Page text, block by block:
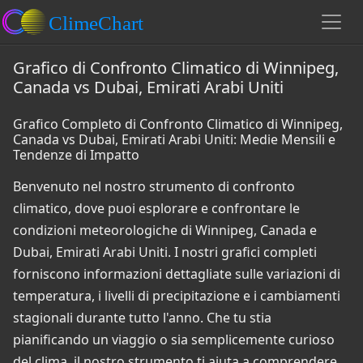
Grafico di Confronto Climatico di Winnipeg,
Canada vs Dubai, Emirati Arabi Uniti
Grafico Completo di Confronto Climatico di Winnipeg,
Canada vs Dubai, Emirati Arabi Uniti: Medie Mensili e
Tendenze di Impatto
Benvenuto nel nostro strumento di confronto
climatico, dove puoi esplorare e confrontare le
condizioni meteorologiche di Winnipeg, Canada e
Dubai, Emirati Arabi Uniti. I nostri grafici completi
forniscono informazioni dettagliate sulle variazioni di
temperatura, i livelli di precipitazione e i cambiamenti
stagionali durante tutto l'anno. Che tu stia
pianificando un viaggio o sia semplicemente curioso